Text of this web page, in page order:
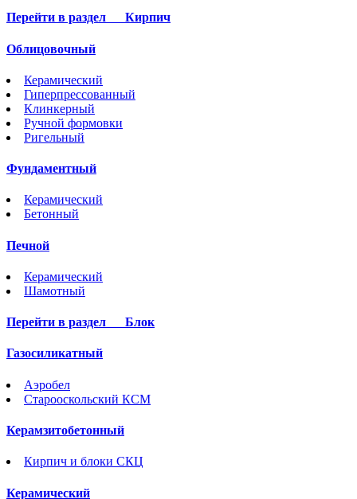
Перейти в раздел Кирпич
Облицовочный
Керамический
Гиперпрессованный
Клинкерный
Ручной формовки
Ригельный
Фундаментный
Керамический
Бетонный
Печной
Керамический
Шамотный
Перейти в раздел Блок
Газосиликатный
Аэробел
Старооскольский КСМ
Керамзитобетонный
Кирпич и блоки СКЦ
Керамический